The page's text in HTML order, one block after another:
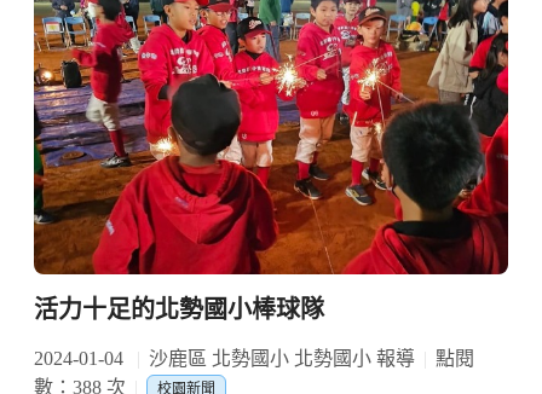
活力十足的北勢國小棒球隊
2024-01-04 沙鹿區 北勢國小 北勢國小 報導
點閱
數：388 次
校園新聞